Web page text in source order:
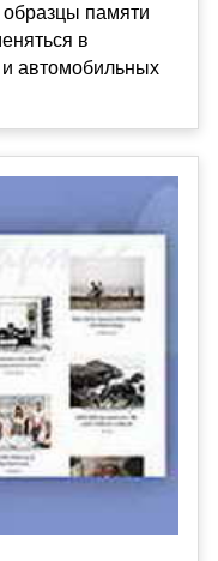
памяти
в
и автомобильных